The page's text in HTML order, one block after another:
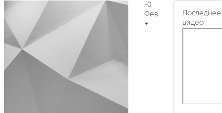
-0
Фев
+
Последнее
видео